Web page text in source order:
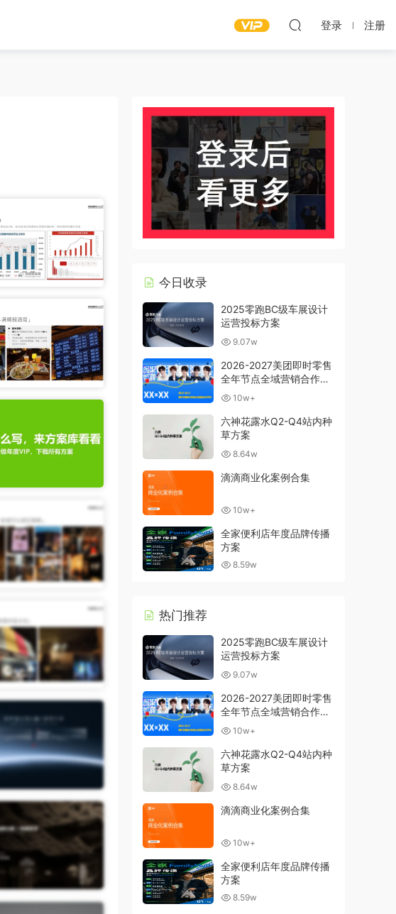
登录 注册
今日收录
2025零跑BC级车展设计
运营投标方案
9.07w
2026-2027美团即时零售
全年节点全域营销合作方
案 10w+
六神花露水Q2-Q4站内种
草方案
8.64w
滴滴商业化案例合集
10w+
全家便利店年度品牌传播
方案
8.59w
热门推荐
2025零跑BC级车展设计
运营投标方案
9.07w
2026-2027美团即时零售
全年节点全域营销合作方
案 10w+
六神花露水Q2-Q4站内种
草方案
8.64w
滴滴商业化案例合集
10w+
全家便利店年度品牌传播
方案
8.59w